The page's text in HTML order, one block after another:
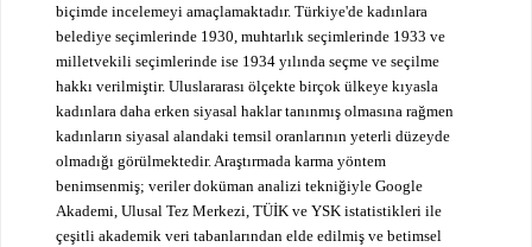
biçimde incelemeyi amaçlamaktadır. Türkiye'de kadınlara
belediye seçimlerinde 1930, muhtarlık seçimlerinde 1933 ve
milletvekili seçimlerinde ise 1934 yılında seçme ve seçilme
hakkı verilmiştir. Uluslararası ölçekte birçok ülkeye kıyasla
kadınlara daha erken siyasal haklar tanınmış olmasına rağmen
kadınların siyasal alandaki temsil oranlarının yeterli düzeyde
olmadığı görülmektedir. Araştırmada karma yöntem
benimsenmiş; veriler doküman analizi tekniğiyle Google
Akademi, Ulusal Tez Merkezi, TÜİK ve YSK istatistikleri ile
çeşitli akademik veri tabanlarından elde edilmiş ve betimsel